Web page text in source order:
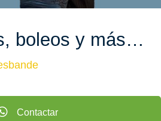
boleos y más…
Contactar